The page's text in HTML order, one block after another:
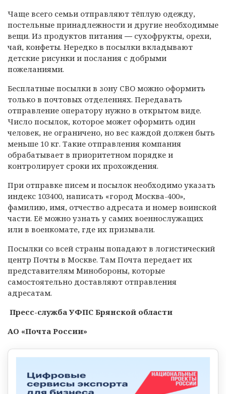
Чаще всего семьи отправляют тёплую одежду,
постельные принадлежности и другие необходимые
вещи. Из продуктов питания — сухофрукты, орехи,
чай, конфеты. Нередко в посылки вкладывают
детские рисунки и послания с добрыми
пожеланиями.
Бесплатные посылки в зону СВО можно оформить
только в почтовых отделениях. Передавать
отправление оператору нужно в открытом виде.
Число посылок, которое может оформить один
человек, не ограничено, но вес каждой должен быть
меньше 10 кг. Такие отправления компания
обрабатывает в приоритетном порядке и
контролирует сроки их прохождения.
При отправке писем и посылок необходимо указать
индекс 103400, написать «город Москва-400»,
фамилию, имя, отчество адресата и номер воинской
части. Её можно узнать у самих военнослужащих
или в военкомате, где их призывали.
Посылки со всей страны попадают в логистический
центр Почты в Москве. Там Почта передает их
представителям Минобороны, которые
самостоятельно доставляют отправления
адресатам.
Пресс-служба УФПС Брянской области
АО «Почта России»